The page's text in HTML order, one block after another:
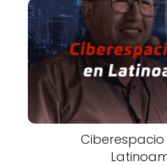
Ciberespacio